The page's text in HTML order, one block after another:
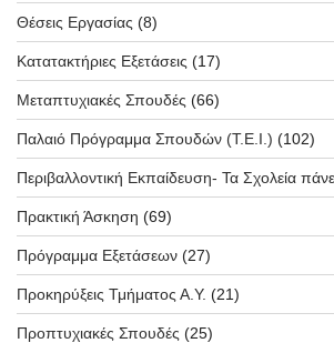
Θέσεις Εργασίας (8)
Κατατακτήριες Εξετάσεις (17)
Μεταπτυχιακές Σπουδές (66)
Παλαιό Πρόγραμμα Σπουδών (T.E.I.) (102)
Περιβαλλοντική Εκπαίδευση- Τα Σχολεία
Πρακτική Άσκηση (69)
Πρόγραμμα Εξετάσεων (27)
Προκηρύξεις Τμήματος Α.Υ. (21)
Προπτυχιακές Σπουδές (25)